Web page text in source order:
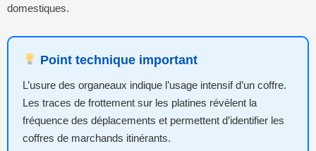
domestiques.
Point technique important
L’usure des organeaux indique l’usage intensif d’un coffre.
Les traces de frottement sur les platines révèlent la
fréquence des déplacements et permettent d’identifier les
coffres de marchands itinérants.